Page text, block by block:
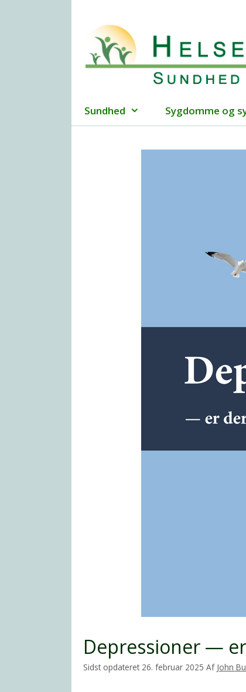
Sundhed Sygdomme og
Depressioner —
26. februar 2025 Af John